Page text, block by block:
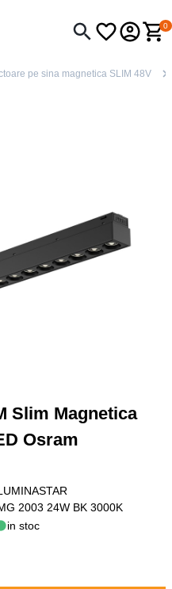
0
pe sina magnetica SLIM 48V
Slim Magnetica
Osram
2003 24W BK 3000K
in stoc